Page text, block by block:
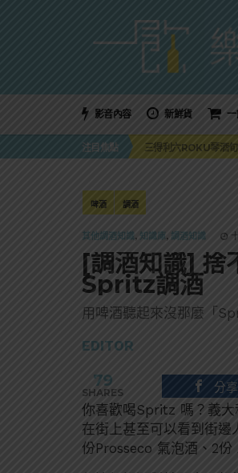
影音內容 新鮮貨 一
注目焦點
萬眾敲碗如期回歸！
三得利六ROKU琴酒
美國正式恢復蘇格蘭
ABSOLUT 攜手
三得利六ROKU琴酒
啤酒 調酒
其他調酒知識, 知識庫, 調酒知識
[調酒知識] 捨
Spritz調酒
用啤酒聽起來沒那麼「
EDITOR
79
SHARES 分
你喜歡喝Spritz 嗎？義大
在街上甚至可以看到街
份Prosseco 氣泡酒、2份